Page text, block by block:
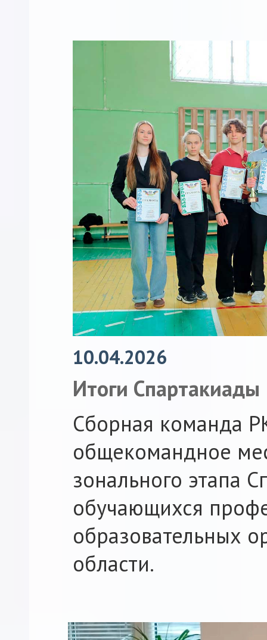
10.04.2026
Итоги Спартакиады
Сборная команда
общекомандное
зонального этапа
обучающихся
образовательных
области.